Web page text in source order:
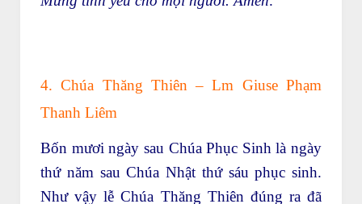
4. Chúa Thăng Thiên – Lm Giuse Phạm
Thanh Liêm
Bốn mươi ngày sau Chúa Phục Sinh là ngày
thứ năm sau Chúa Nhật thứ sáu phục sinh.
Như vậy lễ Chúa Thăng Thiên đúng ra đã